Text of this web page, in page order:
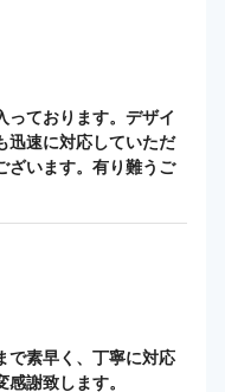
っております。デザイ
迅速に対応していただ
ざいます。有り難うご
で素早く、丁寧に対応
謝致します。